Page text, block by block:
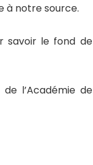
à notre source.
savoir le fond de
l’Académie de